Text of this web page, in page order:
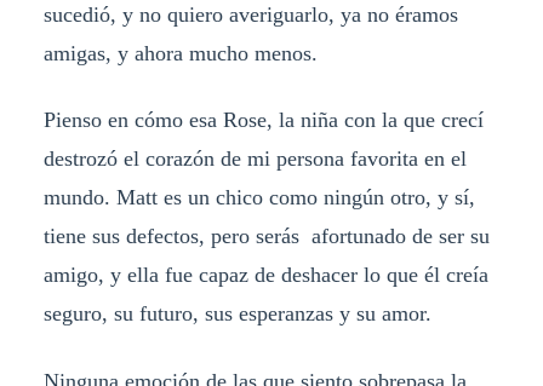
sucedió, y no quiero averiguarlo, ya no éramos
amigas, y ahora mucho menos.
Pienso en cómo esa Rose, la niña con la que crecí
destrozó el corazón de mi persona favorita en el
mundo. Matt es un chico como ningún otro, y sí,
tiene sus defectos, pero serás afortunado de ser su
amigo, y ella fue capaz de deshacer lo que él creía
seguro, su futuro, sus esperanzas y su amor.